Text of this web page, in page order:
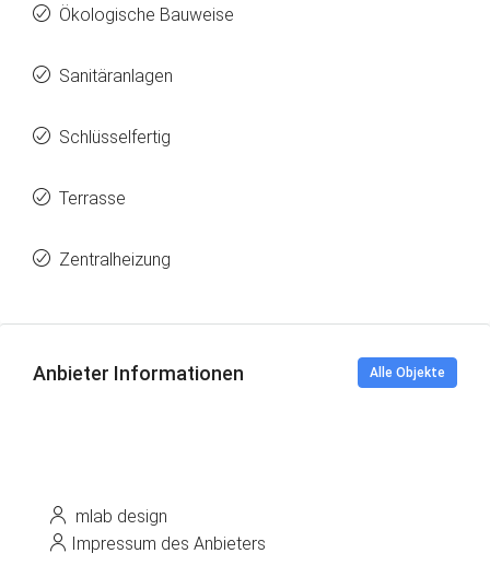
Ökologische Bauweise
Sanitäranlagen
Schlüsselfertig
Terrasse
Zentralheizung
Anbieter Informationen Alle Objekte
mlab design
Impressum des Anbieters